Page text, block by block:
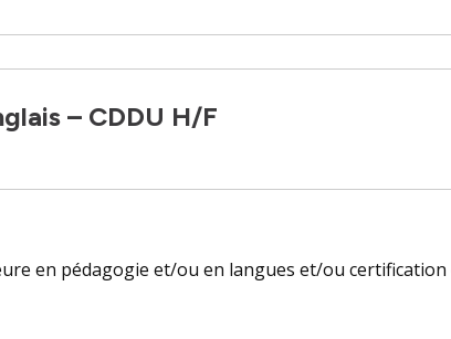
– CDDU H/F
en pédagogie et/ou en langues et/ou certification